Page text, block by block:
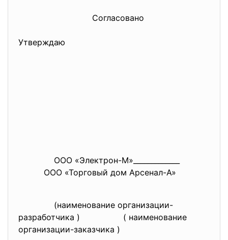
Согласовано
Утверждаю
ООО «Электрон-М»_____________
ООО «Торговый дом Арсенал-А»
(наименование организации-
разработчика ) ( наименование
организации-заказчика )